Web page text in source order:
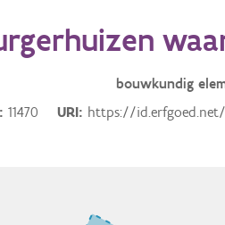
bouwkundig
11470 URI https://id.erfgoed.net/